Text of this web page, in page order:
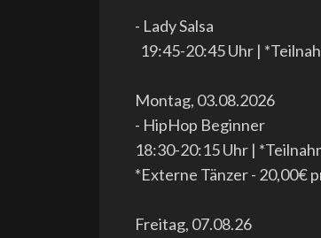
- Lady Salsa
19:45-20:45 Uhr |
Montag, 03.08.2026
- HipHop Beginner
18:30-20:15 Uhr |
*Externe Tänzer - 20,00€
Freitag, 07.08.26